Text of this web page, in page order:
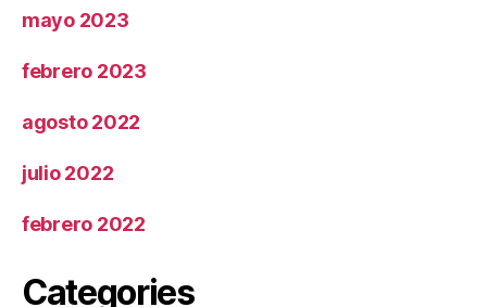
mayo 2023
febrero 2023
agosto 2022
julio 2022
febrero 2022
Categories